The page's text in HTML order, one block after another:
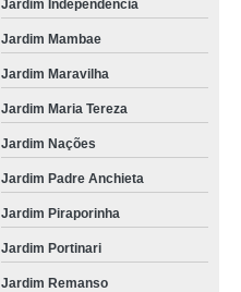
Jardim Independência
Jardim Mambae
Jardim Maravilha
Jardim Maria Tereza
Jardim Nações
Jardim Padre Anchieta
Jardim Piraporinha
Jardim Portinari
Jardim Remanso